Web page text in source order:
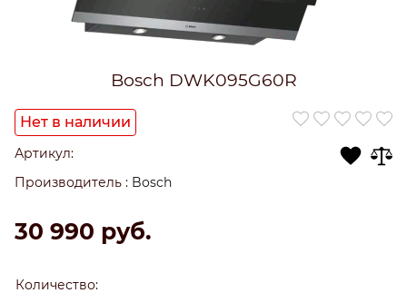
Bosch DWK095G60R
Нет в наличии
Артикул:
Производитель : Bosch
30 990 руб.
Количество: